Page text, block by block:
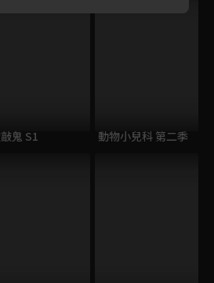
鬼 S1 動物小兒科 第二季